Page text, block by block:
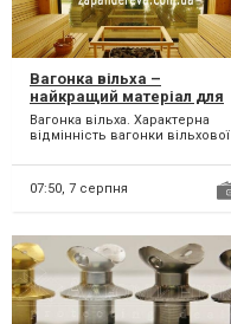
Вагонка вільха –
найкращий матеріал для
сауни та бані
Вагонка вільха. Характерна
відмінність вагонки вільхової
стійка до під...
07:50, 7 серпня